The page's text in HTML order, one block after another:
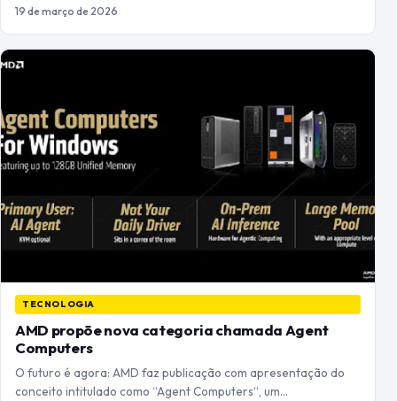
19 de março de 2026
TECNOLOGIA
AMD propõe nova categoria chamada Agent
Computers
O futuro é agora: AMD faz publicação com apresentação do
conceito intitulado como “Agent Computers“, um…